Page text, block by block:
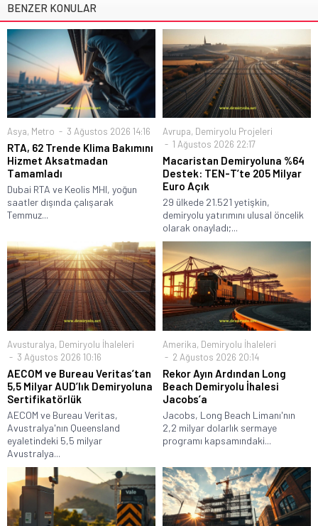
BENZER KONULAR
Asya, Metro 3 Ağustos 2026 14:16
RTA, 62 Trende Klima Bakımını
Hizmet Aksatmadan
Tamamladı
Dubai RTA ve Keolis MHI, yoğun
saatler dışında çalışarak
Temmuz...
Avrupa, Demiryolu Projeleri
1 Ağustos 2026 22:17
Macaristan Demiryoluna %64
Destek: TEN-T’te 205 Milyar
Euro Açık
29 ülkede 21.521 yetişkin,
demiryolu yatırımını ulusal öncelik
olarak onayladı;...
Avusturalya, Demiryolu İhaleleri
3 Ağustos 2026 10:16
AECOM ve Bureau Veritas’tan
5,5 Milyar AUD’lık Demiryoluna
Sertifikatörlük
AECOM ve Bureau Veritas,
Avustralya'nın Queensland
eyaletindeki 5,5 milyar
Avustralya...
Amerika, Demiryolu İhaleleri
2 Ağustos 2026 20:14
Rekor Ayın Ardından Long
Beach Demiryolu İhalesi
Jacobs’a
Jacobs, Long Beach Limanı'nın
2,2 milyar dolarlık sermaye
programı kapsamındaki...